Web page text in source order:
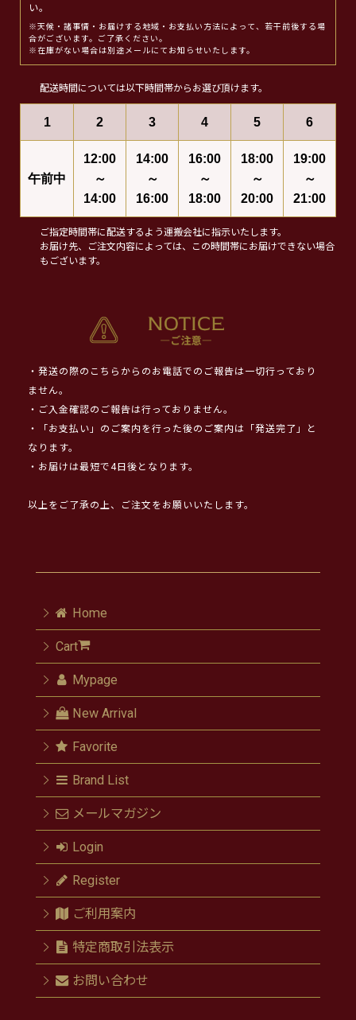
い。
※天候・諸事情・お届けする地域・お支払い方法によって、若干前後する場
合がございます。ご了承ください。
※在庫がない場合は別途メールにてお知らせいたします。
配送時間については以下時間帯からお選び頂けます。
1 2 3 4 5 6
午前中
12:00
～
14:00
14:00
～
16:00
16:00
～
18:00
18:00
～
20:00
19:00
～
21:00
ご指定時間帯に配送するよう運搬会社に指示いたします。
お届け先、ご注文内容によっては、この時間帯にお届けできない場合
もございます。
・発送の際のこちらからのお電話でのご報告は一切行っており
ません。
・ご入金確認のご報告は行っておりません。
・「お支払い」のご案内を行った後のご案内は「発送完了」と
なります。
・お届けは最短で4日後となります。
以上をご了承の上、ご注文をお願いいたします。
Home
Cart
Mypage
New Arrival
Favorite
Brand List
メールマガジン
Login
Register
ご利用案内
特定商取引法表示
お問い合わせ